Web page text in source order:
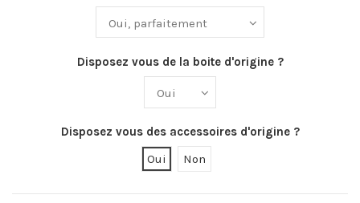
Disposez vous de la boite d'origine ?
Disposez vous des accessoires d'origine ?
Oui
Non